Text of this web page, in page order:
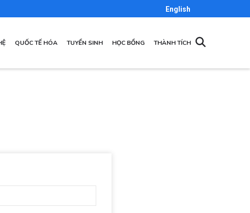
English
QUỐC TẾ HÓA TUYỂN SINH HỌC BỔNG THÀNH TÍCH